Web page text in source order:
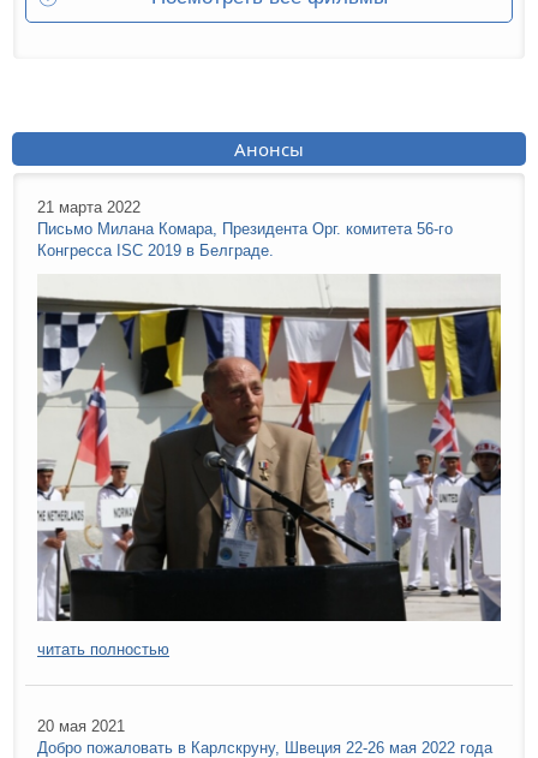
Анонсы
21 марта 2022
Письмо Милана Комара, Президента Орг. комитета 56-го
Конгресса ISC 2019 в Белграде.
читать полностью
20 мая 2021
Добро пожаловать в Карлскруну, Швеция 22-26 мая 2022 года